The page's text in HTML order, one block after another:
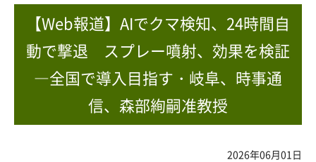
【Web報道】AIでクマ検知、24時間自
動で撃退 スプレー噴射、効果を検証
―全国で導入目指す・岐阜、時事通
信、森部絢嗣准教授
2026年06月01日